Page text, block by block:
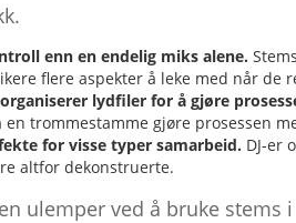
enn en endelig miks alene.
flere aspekter å leke med når
lydfiler for å gjøre
trommestamme gjøre prosessen
for visse typer samarbeid. DJ-er
altfor dekonstruerte.
ulemper ved å bruke